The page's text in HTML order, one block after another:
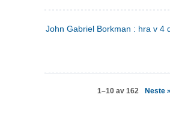
John Gabriel Borkman : hra v 4
1–10 av 162 Neste